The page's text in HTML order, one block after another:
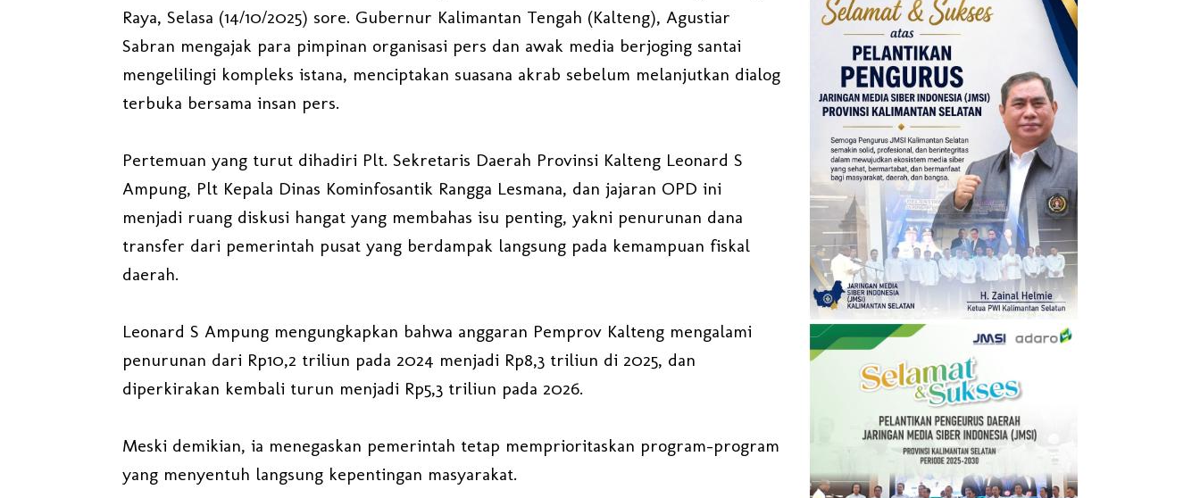
Raya, Selasa (14/10/2025) sore. Gubernur Kalimantan Tengah (Kalteng), Agustiar
Sabran mengajak para pimpinan organisasi pers dan awak media berjoging santai
mengelilingi kompleks istana, menciptakan suasana akrab sebelum melanjutkan dialog
terbuka bersama insan pers.
Pertemuan yang turut dihadiri Plt. Sekretaris Daerah Provinsi Kalteng Leonard S
Ampung, Plt Kepala Dinas Kominfosantik Rangga Lesmana, dan jajaran OPD ini
menjadi ruang diskusi hangat yang membahas isu penting, yakni penurunan dana
transfer dari pemerintah pusat yang berdampak langsung pada kemampuan fiskal
daerah.
Leonard S Ampung mengungkapkan bahwa anggaran Pemprov Kalteng mengalami
penurunan dari Rp10,2 triliun pada 2024 menjadi Rp8,3 triliun di 2025, dan
diperkirakan kembali turun menjadi Rp5,3 triliun pada 2026.
Meski demikian, ia menegaskan pemerintah tetap memprioritaskan program-program
yang menyentuh langsung kepentingan masyarakat.